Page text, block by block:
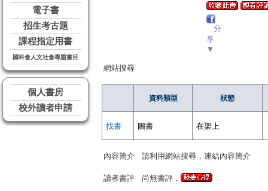
電子書
招生考古題
課程指定用書
國科會人文社會專題書目
個人書房
校外讀者申請
分
享
▼
網站搜尋
資料類型 狀態
找書 圖書 在架上
內容簡介 請利用網站搜尋，連結內容簡介
讀者書評 尚無書評，